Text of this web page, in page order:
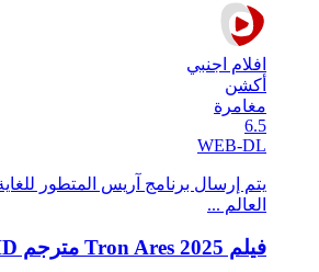
افلام اجنبي
أكشن
مغامرة
6.5
WEB-DL
يتم إرسال برنامج آريس المتطور
العالم ...
فيلم Tron Ares 2025 مترجم HD